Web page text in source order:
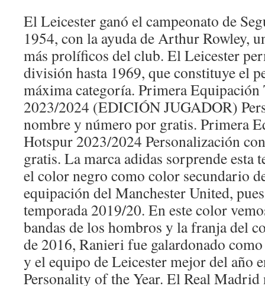
El Leicester ganó el campeonato de
1954, con la ayuda de Arthur Rowley,
más prolíficos del club. El Leicester
división hasta 1969, que constituye el
máxima categoría. Primera
2023/2024 (EDICIÓN JUGADOR)
nombre y número por gratis. Primera
Hotspur 2023/2024 Personalización
gratis. La marca adidas sorprende esta
el color negro como color secundario
equipación del Manchester United,
temporada 2019/20. En este color
bandas de los hombros y la franja del
de 2016, Ranieri fue galardonado
y el equipo de Leicester mejor del año
Personality of the Year. El Real Madrid